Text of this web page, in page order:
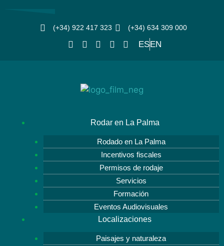
(+34) 922 417 323 (+34) 634 309 000
ESEN
Rodar en La Palma
Rodado en La Palma
Incentivos fiscales
Permisos de rodaje
Servicios
Formación
Eventos Audiovisuales
Localizaciones
Paisajes y naturaleza